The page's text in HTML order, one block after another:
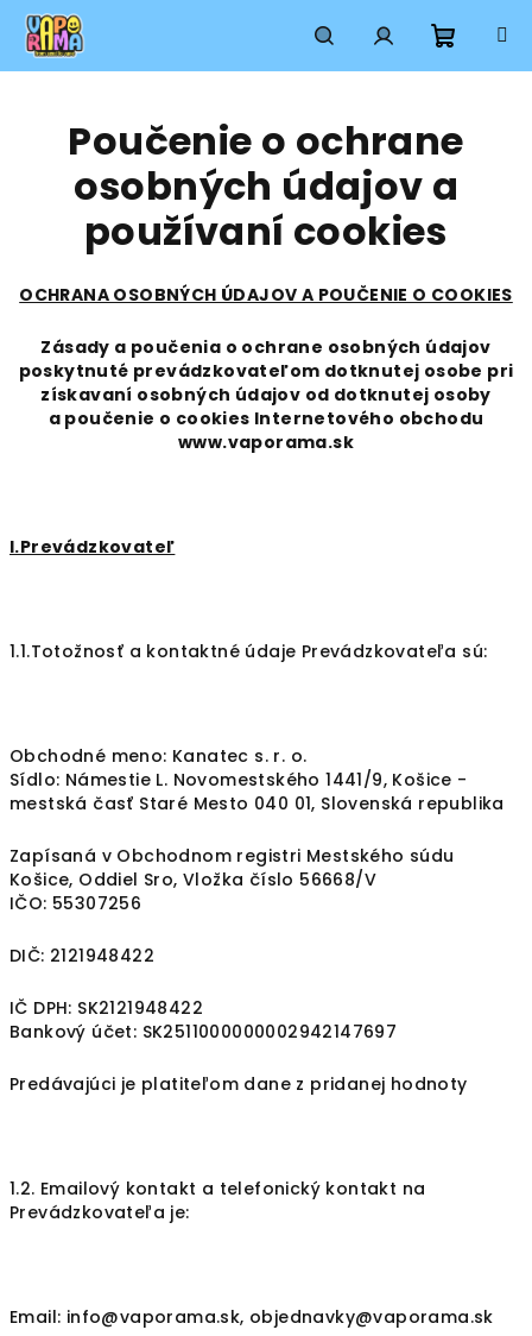
Prejsť
obsah
HľadaťPrihlásenie
košík
Poučenie o ochrane
osobných údajov a
používaní cookies
OCHRANA OSOBNÝCH ÚDAJOV A POUČENIE O COOKIES
Zásady a poučenia o ochrane osobných údajov
poskytnuté prevádzkovateľom dotknutej osobe pri
získavaní osobných údajov od dotknutej osoby
a poučenie o cookies Internetového obchodu
www.vaporama.sk
I.Prevádzkovateľ
1.1.Totožnosť a kontaktné údaje Prevádzkovateľa sú:
Obchodné meno: Kanatec s. r. o.
Sídlo: Námestie L. Novomestského 1441/9, Košice -
mestská časť Staré Mesto 040 01, Slovenská republika
Zapísaná v Obchodnom registri Mestského súdu
Košice, Oddiel Sro, Vložka číslo 56668/V
IČO: 55307256
DIČ: 2121948422
IČ DPH: SK2121948422
Bankový účet: SK2511000000002942147697
Predávajúci je platiteľom dane z pridanej hodnoty
1.2. Emailový kontakt a telefonický kontakt na
Prevádzkovateľa je:
Email: info@vaporama.sk, objednavky@vaporama.sk